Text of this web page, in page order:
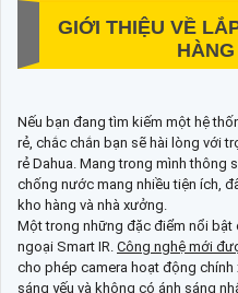
GIỚI THIỆU VỀ
Nếu bạn đang tìm kiếm một hệ
rẻ, chắc chắn bạn sẽ hài lòng với
rẻ Dahua. Mang trong mình thông
chống nước mang nhiều tiện ích,
kho hàng và nhà xưởng.
Một trong những đặc điểm nổi bật
ngoại Smart IR. Công nghệ mới
cho phép camera hoạt động chính
sáng yếu và không có ánh sáng